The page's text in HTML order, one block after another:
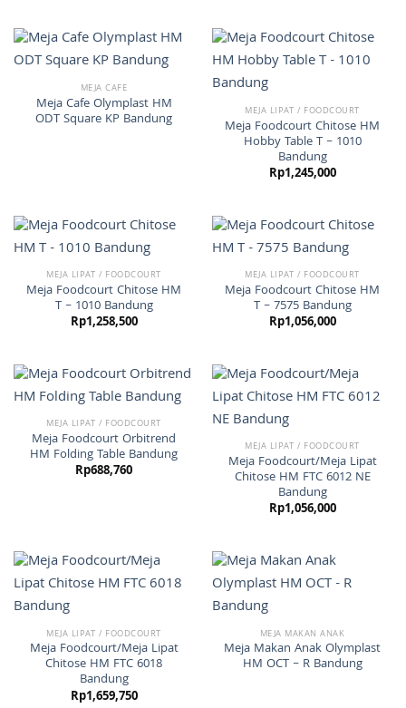
MEJA CAFE
Meja Cafe Olymplast HM
ODT Square KP Bandung MEJA LIPAT / FOODCOURT
Meja Foodcourt Chitose HM
Hobby Table T – 1010
Bandung
Rp1,245,000
MEJA LIPAT / FOODCOURT
Meja Foodcourt Chitose HM
T – 1010 Bandung
Rp1,258,500
MEJA LIPAT / FOODCOURT
Meja Foodcourt Chitose HM
T – 7575 Bandung
Rp1,056,000
MEJA LIPAT / FOODCOURT
Meja Foodcourt Orbitrend
HM Folding Table Bandung
Rp688,760
MEJA LIPAT / FOODCOURT
Meja Foodcourt/Meja Lipat
Chitose HM FTC 6012 NE
Bandung
Rp1,056,000
MEJA LIPAT / FOODCOURT
Meja Foodcourt/Meja Lipat
Chitose HM FTC 6018
Bandung
Rp1,659,750
MEJA MAKAN ANAK
Meja Makan Anak Olymplast
HM OCT – R Bandung